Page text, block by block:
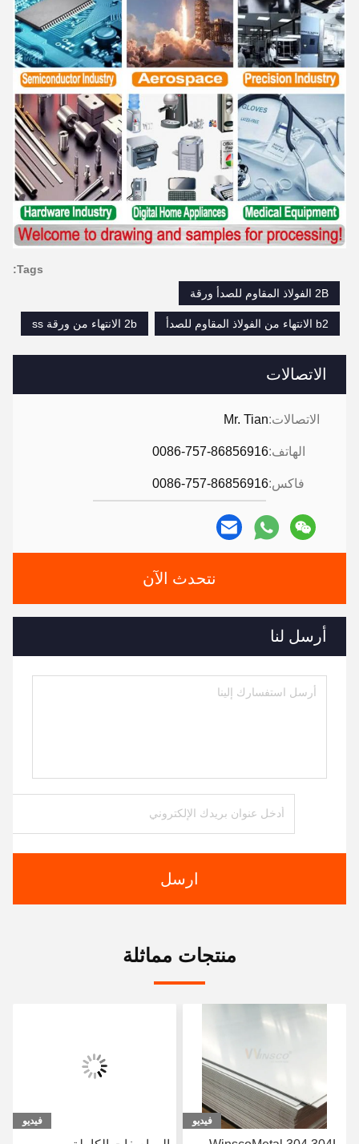
الاتصالات
الاتصالات:Mr. Tian
الهاتف:0086-757-86856916
فاكس:0086-757-86856916
نتحدث الآن
أرسل لنا
ارسل
Tags:
2B الفولاذ المقاوم للصدأ ورقة
b2 الانتهاء من الفولاذ المقاوم للصدأ 2b الانتهاء من ورقة ss
منتجات مماثلة